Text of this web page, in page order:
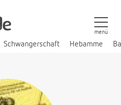
Schwangerschaft Hebamme
menü